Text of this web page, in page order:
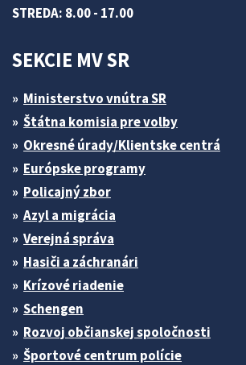
STREDA: 8.00 - 17.00
SEKCIE MV SR
Ministerstvo vnútra SR
Štátna komisia pre volby
Okresné úrady/Klientske centrá
Európske programy
Policajný zbor
Azyl a migrácia
Verejná správa
Hasiči a záchranári
Krízové riadenie
Schengen
Rozvoj občianskej spoločnosti
Športové centrum polície